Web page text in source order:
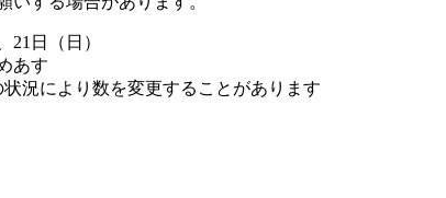
21日（日）
あす
況により数を変更することがあります